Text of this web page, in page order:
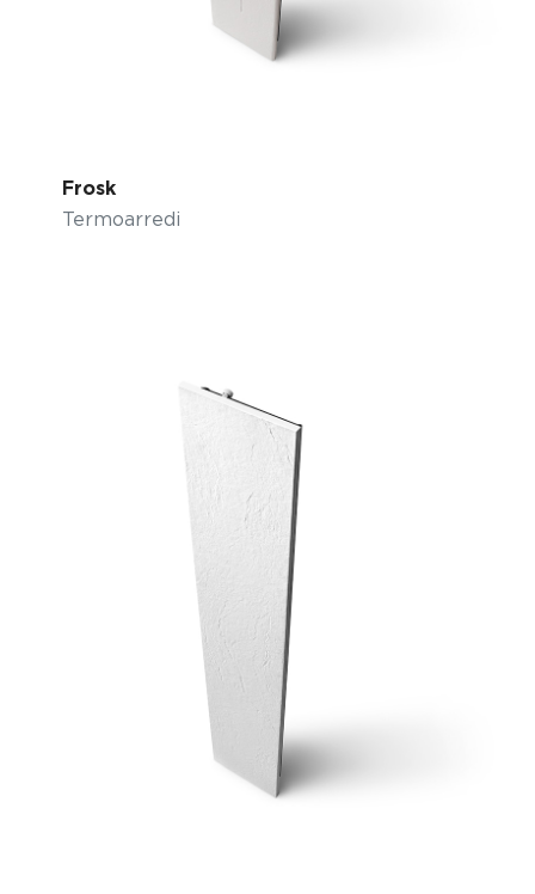
Frosk
Termoarredi